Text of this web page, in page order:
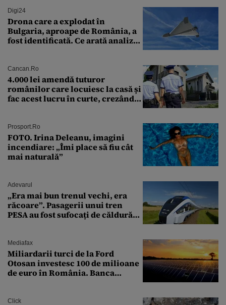
Digi24
Drona care a explodat în
Bulgaria, aproape de România, a
fost identificată. Ce arată analiza
Cancan.ro
4.000 lei amendă tuturor
românilor care locuiesc la casă și
fac acest lucru în curte, crezând
Prosport.ro
FOTO. Irina Deleanu, imagini
incendiare: „Îmi place să fiu cât
mai naturală”
Adevarul
„Era mai bun trenul vechi, era
răcoare”. Pasagerii unui tren
PESA au fost sufocați de căldură
Mediafax
Miliardarii turci de la Ford
Otosan investesc 100 de milioane
de euro în România. Banca
Click